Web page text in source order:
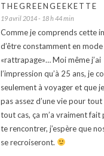
THEGREENGEEKETTE
19 avril 2014 - 18 h 44 min
Comme je comprends cette
d’être constamment en mode
«rattrapage»… Moi même j’ai
l’impression qu’à 25 ans, je
seulement à voyager et que
pas assez d’une vie pour
tout cas, ça m’a vraiment fait
te rencontrer, j’espère que
se recroiseront.